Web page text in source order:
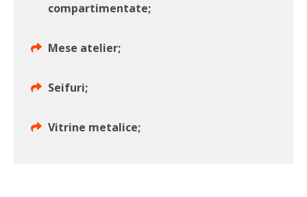
compartimentate;
Mese atelier;
Seifuri;
Vitrine metalice;